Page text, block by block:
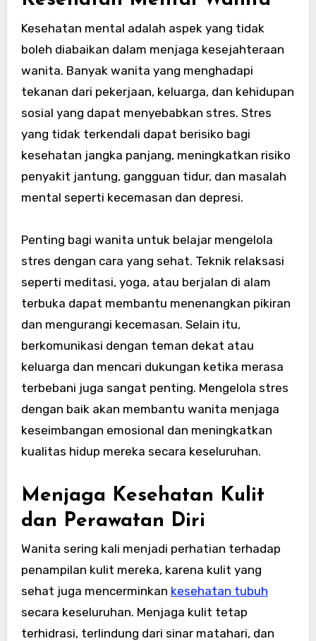
Kesehatan mental adalah aspek yang tidak
boleh diabaikan dalam menjaga kesejahteraan
wanita. Banyak wanita yang menghadapi
tekanan dari pekerjaan, keluarga, dan kehidupan
sosial yang dapat menyebabkan stres. Stres
yang tidak terkendali dapat berisiko bagi
kesehatan jangka panjang, meningkatkan risiko
penyakit jantung, gangguan tidur, dan masalah
mental seperti kecemasan dan depresi.
Penting bagi wanita untuk belajar mengelola
stres dengan cara yang sehat. Teknik relaksasi
seperti meditasi, yoga, atau berjalan di alam
terbuka dapat membantu menenangkan pikiran
dan mengurangi kecemasan. Selain itu,
berkomunikasi dengan teman dekat atau
keluarga dan mencari dukungan ketika merasa
terbebani juga sangat penting. Mengelola stres
dengan baik akan membantu wanita menjaga
keseimbangan emosional dan meningkatkan
kualitas hidup mereka secara keseluruhan.
Menjaga Kesehatan Kulit
dan Perawatan Diri
Wanita sering kali menjadi perhatian terhadap
penampilan kulit mereka, karena kulit yang
sehat juga mencerminkan kesehatan tubuh
secara keseluruhan. Menjaga kulit tetap
terhidrasi, terlindung dari sinar matahari, dan